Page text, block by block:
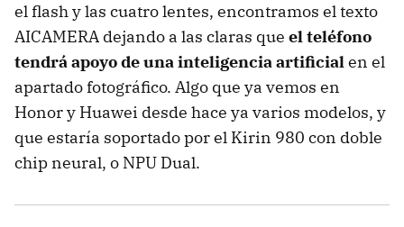
el flash y las cuatro lentes, encontramos el texto
AICAMERA dejando a las claras que el teléfono
tendrá apoyo de una inteligencia artificialen el
apartado fotográfico. Algo que ya vemos en
Honor y Huawei desde hace ya varios modelos, y
que estaría soportado por el Kirin 980 con doble
chip neural, o NPU Dual.